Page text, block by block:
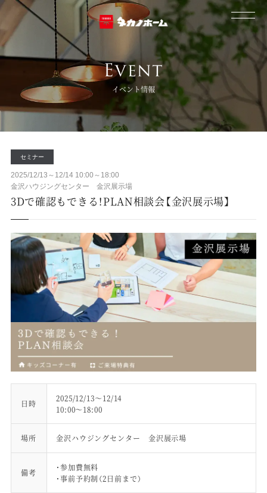
イベント情報
セミナー
2025/12/13～12/14 10:00～18:00
金沢ハウジングセンター 金沢展示場
3Dで確認もできる！PLAN相談会【金沢展示場】
日時
2025/12/13～12/14
10:00～18:00
場所 金沢ハウジングセンター 金沢展示場
備考
・参加費無料
・事前予約制（2日前まで）